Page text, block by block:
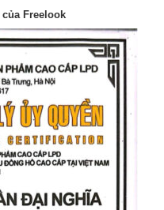
Freelook